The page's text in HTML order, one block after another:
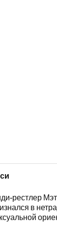
рестлер
в